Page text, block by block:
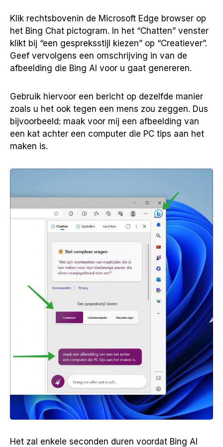
Klik rechtsbovenin de Microsoft Edge browser op
het Bing Chat pictogram. In het “Chatten” venster
klikt bij “een gespreksstijl kiezen” op “Creatiever”.
Geef vervolgens een omschrijving in van de
afbeelding die Bing AI voor u gaat genereren.
Gebruik hiervoor een bericht op dezelfde manier
zoals u het ook tegen een mens zou zeggen. Dus
bijvoorbeeld: maak voor mij een afbeelding van
een kat achter een computer die PC tips aan het
maken is.
Het zal enkele seconden duren voordat Bing AI